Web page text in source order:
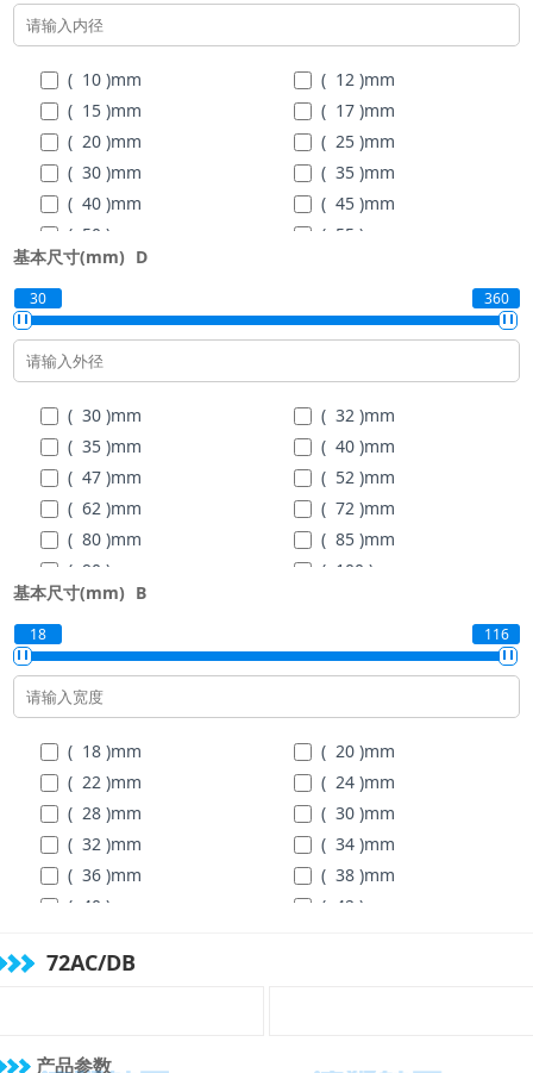
( 10 )mm ( 12 )mm
( 15 )mm ( 17 )mm
( 20 )mm ( 25 )mm
( 30 )mm ( 35 )mm
( 40 )mm ( 45 )mm
( 50 )
( 55 )
( 60 )mm
( 80 )mm ( 85 )mm
( 90 )
( 100 )mm ( 105 )mm
( 110 )mm ( 120 )mm
( 130 )mm ( 140 )mm
( 150 )mm ( 160 )mm
( 170 )mm ( 180 )mm
( 190 )mm ( 200 )mm
基本尺寸(mm) D
30 360
( 30 )mm ( 32 )mm
( 35 )mm ( 40 )mm
( 47 )mm ( 52 )mm
( 62 )mm ( 72 )mm
( 80 )mm ( 85 )mm
( 90 )
( 100 )
( 110 )mm
( 140 )mm ( 150 )mm
( 160 )
( 180 )mm ( 190 )mm
( 200 )mm ( 215 )mm
( 230 )mm ( 250 )mm
( 270 )mm ( 290 )mm
( 310 )mm ( 320 )mm
( 340 )mm ( 360 )mm
基本尺寸(mm) B
18 116
( 18 )mm ( 20 )mm
( 22 )mm ( 24 )mm
( 28 )mm ( 30 )mm
( 32 )mm ( 34 )mm
( 36 )mm ( 38 )mm
( 40 )
( 42 )
( 48 )mm
( 68 )mm
72AC/DB
产品参数